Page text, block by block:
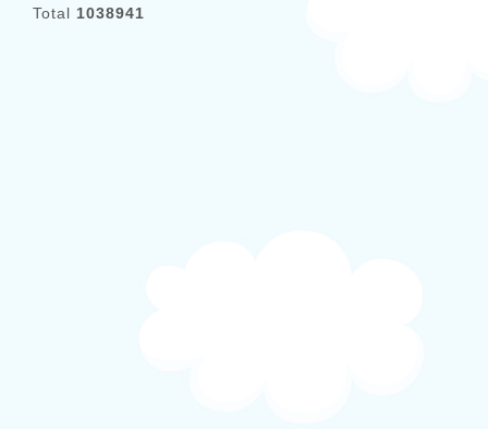
Total 1038941